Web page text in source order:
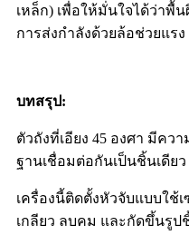
เหล็ก) เพื่อให้มั่นใจได้ว่าพื้
การส่งกำลังด้วยล้อช่วยแรง
บทสรุป:
ตัวถังที่เอียง 45 องศา มีคว
ฐานเชื่อมต่อกันเป็นชิ้นเดียว
เครื่องนี้ติดตั้งหัวจับแบบใช้เ
เกลียว ลบคม และกัดขึ้นรู